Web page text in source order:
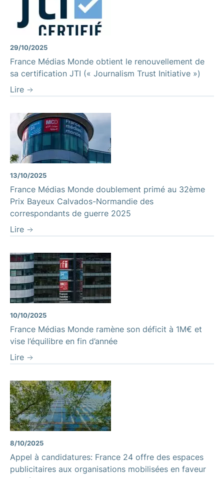
29/10/2025
France Médias Monde obtient le renouvellement de
sa certification JTI (« Journalism Trust Initiative »)
Lire
13/10/2025
France Médias Monde doublement primé au 32ème
Prix Bayeux Calvados-Normandie des
correspondants de guerre 2025
Lire
10/10/2025
France Médias Monde ramène son déficit à 1M€ et
vise l’équilibre en fin d’année
Lire
8/10/2025
Appel à candidatures: France 24 offre des espaces
publicitaires aux organisations mobilisées en faveur